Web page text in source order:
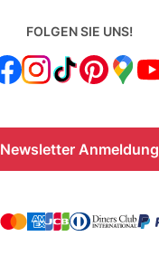
FOLGEN SIE UNS!
Newsletter Anmeldung